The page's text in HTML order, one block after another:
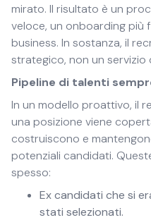
mirato. Il risultato è un
veloce, un onboarding più
business. In sostanza, il
strategico, non un servizio
Pipeline di talenti
In un modello proattivo, il
una posizione viene
costruiscono e
potenziali candidati.
spesso:
Ex candidati che si
stati selezionati.